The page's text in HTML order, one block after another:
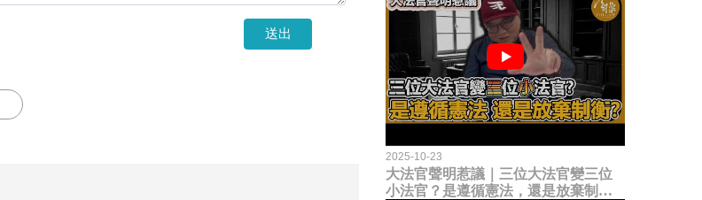
送出
2025-10-23
大法官聲明惹議｜三位大法官變三位
小法官？是遵循憲法，還是放棄制衡